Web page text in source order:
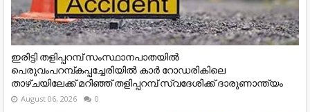
ഇരിട്ടി തളിപ്പറമ്പ് സംസ്ഥാനപാതയിൽ
പെരുവംപറമ്പ്കപ്പച്ചേരിയിൽ കാർ റോഡരികിലെ
താഴ്‌ചയിലേക്ക് മറിഞ്ഞ് തളിപ്പറമ്പ് സ്വദേശിക്ക് ദാരുണാന്ത്യം
August 06, 2026 0